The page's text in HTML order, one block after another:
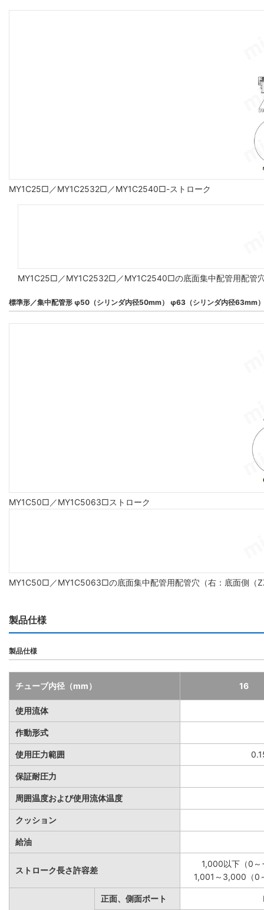
MY1C25□／MY1C2532□／MY1C2540□-ストローク
MY1C25□／MY1C2532□／MY1C2540□の底面集中配管用配管
標準形／集中配管形 φ50（シリンダ内径50mm） φ63（シリンダ内径63mm）
MY1C50□／MY1C5063□ストローク
MY1C50□／MY1C5063□の底面集中配管用配管穴（右：底面側（
製品仕様
製品仕様
チューブ内径（mm） 16
使用流体
作動形式
使用圧力範囲
保証耐圧力
周囲温度および使用流体温度
クッション
給油
ストローク長さ許容差
1,000以下（0～
1,001～3,000（0
正面、側面ポート